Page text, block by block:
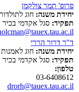
פרופ' תמר צולקמן
יחידת משנה: חוג
תפקיד: סגל אקדמי בכיר
ד"ר דרור הררי
יחידת משנה: חוג
תפקיד: סגל אקדמי בכיר
טלפון:
03-6408612
drorh@tauex.tau.ac.il